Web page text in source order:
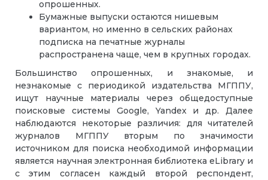
опрошенных.
Бумажные выпуски остаются нишевым
вариантом, но именно в сельских районах
подписка на печатные журналы
распространена чаще, чем в крупных городах.
Большинство опрошенных, и знакомые, и
незнакомые с периодикой издательства МГППУ,
ищут научные материалы через общедоступные
поисковые системы Google, Yandex и др. Далее
наблюдаются некоторые различия: для читателей
журналов МГППУ вторым по значимости
источником для поиска необходимой информации
является научная электронная библиотека eLibrary и
с этим согласен каждый второй респондент,